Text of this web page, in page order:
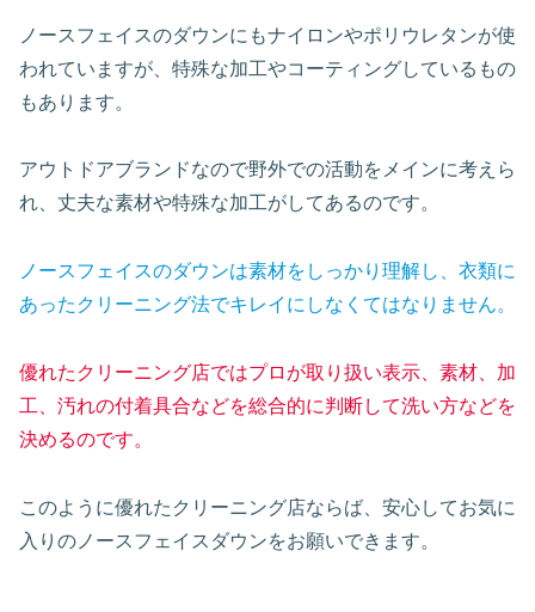
ノースフェイスのダウンにもナイロンやポリウレタンが使
われていますが、特殊な加工やコーティングしているもの
もあります。
アウトドアブランドなので野外での活動をメインに考えら
れ、丈夫な素材や特殊な加工がしてあるのです。
ノースフェイスのダウンは素材をしっかり理解し、衣類に
あったクリーニング法でキレイにしなくてはなりません。
優れたクリーニング店ではプロが取り扱い表示、素材、加
工、汚れの付着具合などを総合的に判断して洗い方などを
決めるのです。
このように優れたクリーニング店ならば、安心してお気に
入りのノースフェイスダウンをお願いできます。